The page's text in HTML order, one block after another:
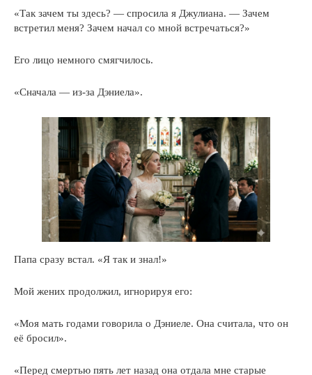
«Так зачем ты здесь? — спросила я Джулиана. — Зачем
встретил меня? Зачем начал со мной встречаться?»
Его лицо немного смягчилось.
«Сначала — из-за Дэниела».
Папа сразу встал. «Я так и знал!»
Мой жених продолжил, игнорируя его:
«Моя мать годами говорила о Дэниеле. Она считала, что он
её бросил».
«Перед смертью пять лет назад она отдала мне старые